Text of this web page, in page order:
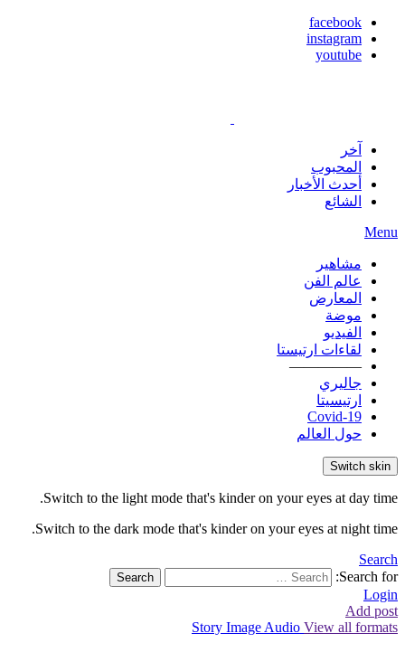
facebook
instagram
youtube
آخر
المحبوب
أحدث الأخبار
الشائع
Menu
مشاهير
عالم الفن
المعارض
موضة
الفيديو
لقاءات ارتيستا
—————
جاليري
ارتيسيتا
Covid-19
حول العالم
Switch skin
Switch to the light mode that's kinder on your eyes at day time.
Switch to the dark mode that's kinder on your eyes at night time.
Search
Search for:
Search
Login
Add post
Story Image Audio View all formats